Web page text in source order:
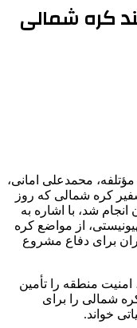
کره شمالی
محمدعلی امانی،
کره شمالی که روز
شد، با اشاره به
از مواضع کره
برای دفاع مشروع
امنیت منطقه را تأمین
شمالی را برای
خواند.